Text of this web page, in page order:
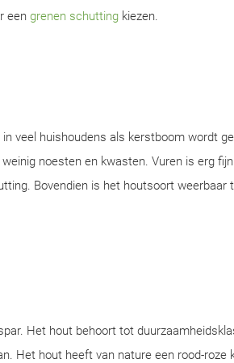
een grenen schutting kiezen.
veel huishoudens als kerstboom wordt
noesten en kwasten. Vuren is erg
Bovendien is het houtsoort weerbaar
Het hout behoort tot
Het hout heeft van nature een rood-roze